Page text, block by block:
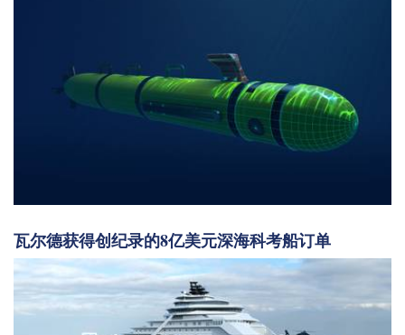
瓦尔德获得创纪录的8亿美元深海科考船订单